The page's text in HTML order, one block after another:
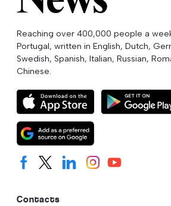
Reaching over 400,000 people a
Portugal, written in English, Dutch,
Swedish, Spanish, Italian, Russian,
Chinese.
Contacts